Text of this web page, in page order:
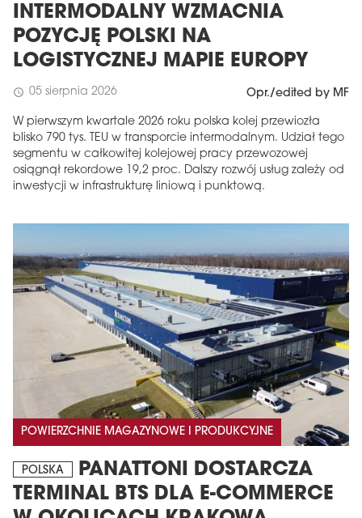
INTERMODALNY WZMACNIA
POZYCJĘ POLSKI NA
LOGISTYCZNEJ MAPIE EUROPY
schedule 05 sierpnia 2026 Opr./edited by MF
W pierwszym kwartale 2026 roku polska kolej przewiozła
blisko 790 tys. TEU w transporcie intermodalnym. Udział tego
segmentu w całkowitej kolejowej pracy przewozowej
osiągnął rekordowe 19,2 proc. Dalszy rozwój usług zależy od
inwestycji w infrastrukturę liniową i punktową.
POWIERZCHNIE MAGAZYNOWE I PRODUKCYJNE
POLSKA
PANATTONI DOSTARCZA
TERMINAL BTS DLA E-COMMERCE